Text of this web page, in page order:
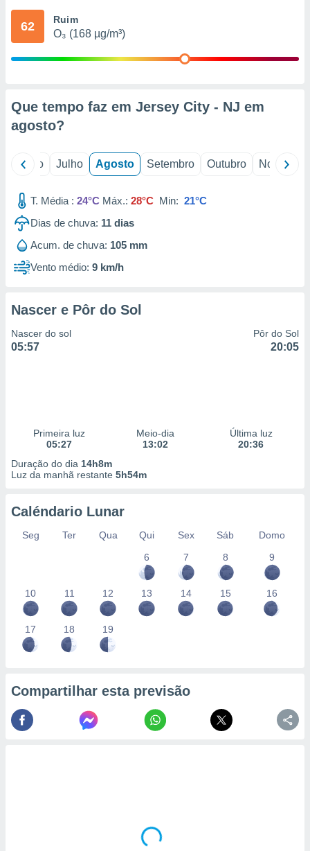
através
1199
62 Ruim
O₃ (168 µg/m³)
Que tempo faz em Jersey City - NJ em
agosto?
Junho Julho Agosto Setembro Outubro Novembro
T. Média : 24°C Máx.: 28°C Min: 21°C
Dias de chuva: 11 dias
Acum. de chuva: 105 mm
Vento médio: 9 km/h
Nascer e Pôr do Sol
Nascer do sol
05:57
Pôr do Sol
20:05
Primeira luz
05:27
Meio-dia
13:02
Última luz
20:36
Duração do dia 14h8m
Luz da manhã restante 5h54m
Caléndario Lunar
Seg Ter Qua Qui Sex Sáb
Domo
6
7 8 9
10 11 12 13 14 15 16
17 18 19
Compartilhar esta previsão